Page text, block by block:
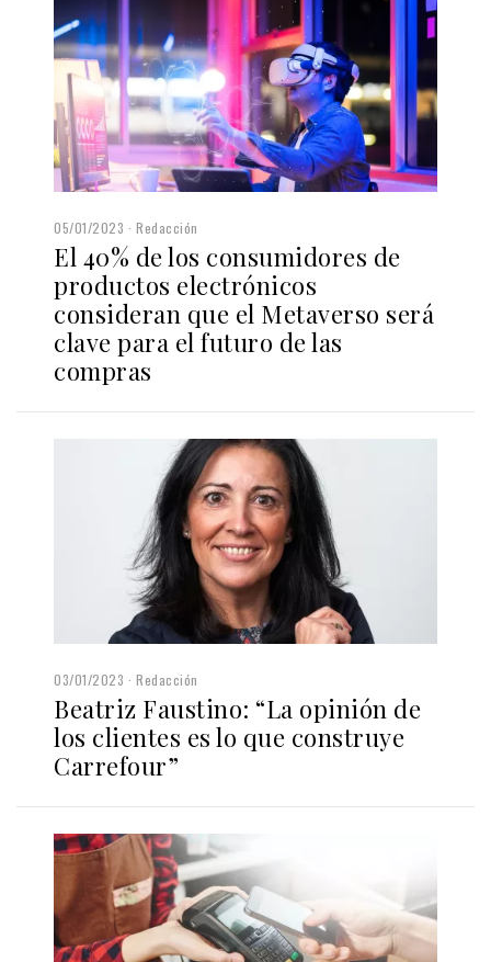
05/01/2023 Redacción
El 40% de los consumidores de
productos electrónicos
consideran que el Metaverso será
clave para el futuro de las
compras
03/01/2023 Redacción
Beatriz Faustino: “La opinión de
los clientes es lo que construye
Carrefour”